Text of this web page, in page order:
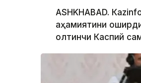
АSHKHABAD.
аҳамиятини
олтинчи Каспий